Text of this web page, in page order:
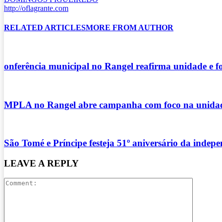
http://oflagrante.com
RELATED ARTICLESMORE FROM AUTHOR
onferência municipal no Rangel reafirma unidade e
MPLA no Rangel abre campanha com foco na
São Tomé e Príncipe festeja 51º aniversário da
LEAVE A REPLY